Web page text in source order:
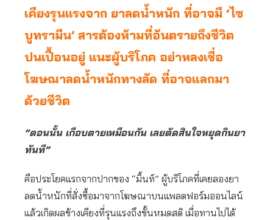
เคียงรุนแรงจาก ยาลดน้ำหนัก ที่อาจมี ‘ไซ
บูทรามีน’ สารต้องห้ามที่อันตรายถึงชีวิต
ปนเปื้อนอยู่ แนะผู้บริโภค อย่าหลงเชื่อ
โฆษณาลดน้ำหนักทางลัด ที่อาจแลกมา
ด้วยชีวิต
“ตอนนั้น เกือบตายเหมือนกัน เลยตัดสินใจหยุดกินยา
ทันที”
คือประโยคแรกจากปากของ “มิ้นท์” ผู้บริโภคที่เคยลองยา
ลดน้ำหนักที่สั่งซื้อมาจากโฆษณาบนแพลตฟอร์มออนไลน์
แล้วเกิดผลข้างเคียงที่รุนแรงถึงขั้นหมดสติ เมื่อทานไปได้